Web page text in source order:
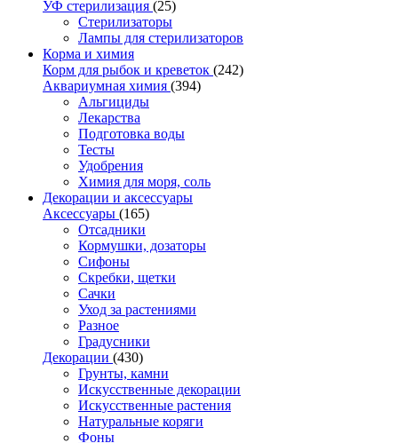
УФ стерилизация (25)
Стерилизаторы
Лампы для стерилизаторов
Корма и химия
Корм для рыбок и креветок (242)
Аквариумная химия (394)
Альгициды
Лекарства
Подготовка воды
Тесты
Удобрения
Химия для моря, соль
Декорации и аксессуары
Аксессуары (165)
Отсадники
Кормушки, дозаторы
Сифоны
Скребки, щетки
Сачки
Уход за растениями
Разное
Градусники
Декорации (430)
Грунты, камни
Искусственные декорации
Искусственные растения
Натуральные коряги
Фоны